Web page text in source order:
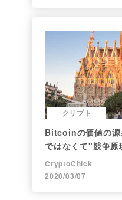
クリプト
Bitcoinの価値の源
ではなくて"競争原
CryptoChick
2020/03/07